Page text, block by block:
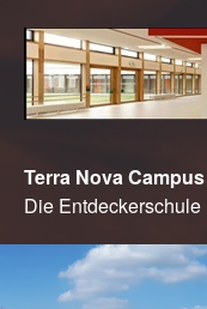
Terra Nova Campus
Die Entdeckerschule